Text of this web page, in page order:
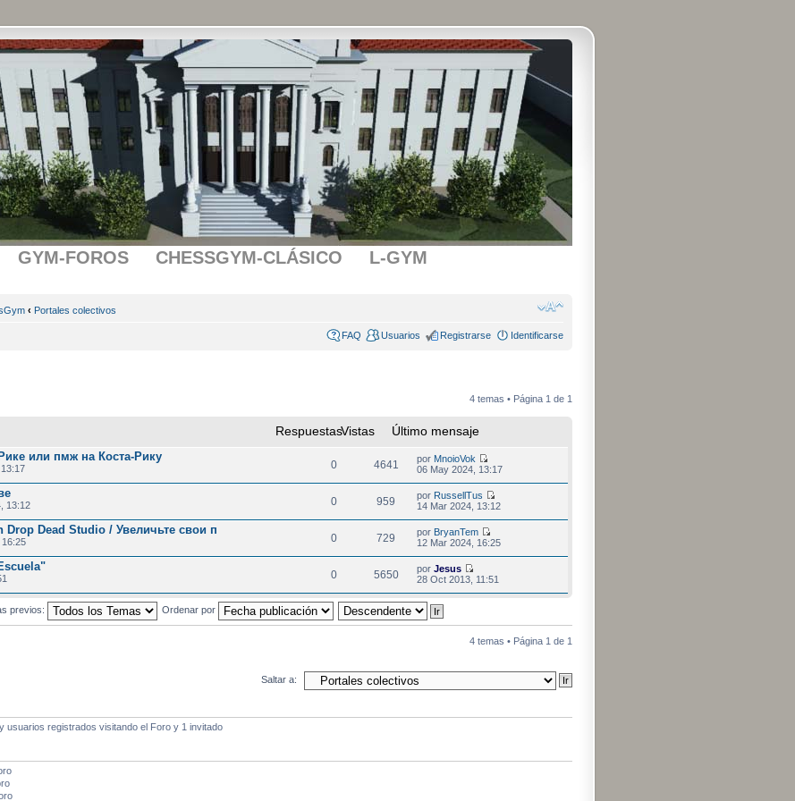
GYM-FOROS CHESSGYM-CLÁSICO L-GYM
‹ Portales colectivos
FAQ Usuarios Registrarse Identificarse
4 temas • Página 1 de 1
RespuestasVistas Último mensaje
или пмж на Коста-Рику
0 4641 por MnoioVok
06 May 2024, 13:17
13:12 0 959 por RussellTus
14 Mar 2024, 13:12
Drop Dead Studio / Увеличьте свои п
0 729 por BryanTem
12 Mar 2024, 16:25
0 5650 por Jesus
28 Oct 2013, 11:51
previos: Ordenar por
4 temas • Página 1 de 1
Saltar a:
usuarios registrados visitando el Foro y 1 invitado